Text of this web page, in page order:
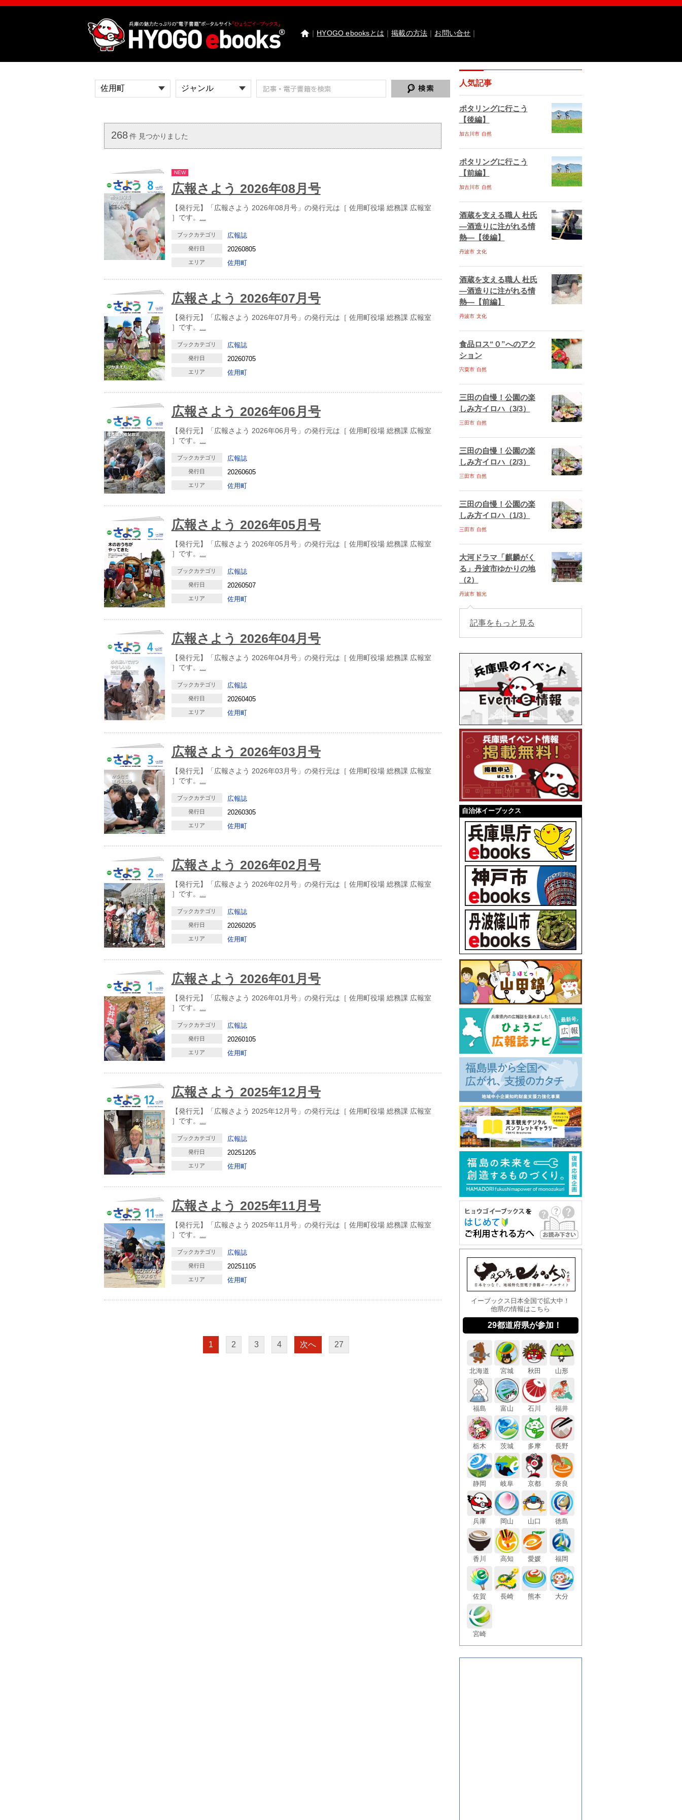
｜ HYOGO ebooksとは ｜掲載の方法 ｜ お問い合せ ｜
わたしたちのまち北播磨がもっと好きになる なるほどっ！山田錦
園田学園女子大学 園田学園女子大学短期大学部 国際交流センター
神戸市ebooks
神戸市垂水区ebooks丹波市ebooks
福崎町ebooks
市川町ebooks上郡町ebooks赤穂市ebooks多可町ebooks佐用町ebooks
西脇市ebooks
加東市ebooks川西市ebooks
宍粟市ebooks
朝来市ebooks
相生市ebooks稲美町ebooks
イベント情報イベント情報掲載のお申し込み
よくある質問サイトマップ
お問い合せ
掲載の方法
セキュリティポリシー
268 件 見つかりました
NEW
広報さよう 2026年08月号
【発行元】「広報さよう 2026年08月号」の発行元は［ 佐用町役場 総務課 広報室
］です。
ブックカテゴリ 広報誌
発行日 20260805
エリア 佐用町
広報さよう 2026年07月号
【発行元】「広報さよう 2026年07月号」の発行元は［ 佐用町役場 総務課 広報室
］です。
ブックカテゴリ 広報誌
発行日 20260705
エリア 佐用町
広報さよう 2026年06月号
【発行元】「広報さよう 2026年06月号」の発行元は［ 佐用町役場 総務課 広報室
］です。 ...
ブックカテゴリ 広報誌
発行日 20260605
エリア 佐用町
広報さよう 2026年05月号
【発行元】「広報さよう 2026年05月号」の発行元は［ 佐用町役場 総務課 広報室
］です。 ...
ブックカテゴリ 広報誌
発行日 20260507
エリア 佐用町
広報さよう 2026年04月号
【発行元】「広報さよう 2026年04月号」の発行元は［ 佐用町役場 総務課 広報室
］です。
ブックカテゴリ 広報誌
発行日 20260405
エリア 佐用町
広報さよう 2026年03月号
【発行元】「広報さよう 2026年03月号」の発行元は［ 佐用町役場 総務課 広報室
］です。
ブックカテゴリ 広報誌
発行日 20260305
エリア 佐用町
広報さよう 2026年02月号
【発行元】「広報さよう 2026年02月号」の発行元は［ 佐用町役場 総務課 広報室
］です。 ...
ブックカテゴリ 広報誌
発行日 20260205
エリア 佐用町
広報さよう 2026年01月号
【発行元】「広報さよう 2026年01月号」の発行元は［ 佐用町役場 総務課 広報室
］です。
ブックカテゴリ 広報誌
発行日 20260105
エリア 佐用町
広報さよう 2025年12月号
【発行元】「広報さよう 2025年12月号」の発行元は［ 佐用町役場 総務課 広報室
］です。 ...
ブックカテゴリ 広報誌
発行日 20251205
エリア 佐用町
広報さよう 2025年11月号
【発行元】「広報さよう 2025年11月号」の発行元は［ 佐用町役場 総務課 広報室
］です。
ブックカテゴリ 広報誌
発行日 20251105
エリア 佐用町
1 2 3 4 次へ 27
人気記事
ポタリングに行こう
【後編】
加古川市 自然
ポタリングに行こう
【前編】
加古川市 自然
酒蔵を支える職人 杜氏
―酒造りに注がれる情
熱―【後編】
丹波市 文化
酒蔵を支える職人 杜氏
―酒造りに注がれる情
熱―【前編】
丹波市 文化
食品ロス“０”へのアク
ション
宍粟市 自然
三田の自慢！公園の楽
しみ方イロハ（3/3）
三田市 自然
三田の自慢！公園の楽
しみ方イロハ（2/3）
三田市 自然
三田の自慢！公園の楽
しみ方イロハ（1/3）
三田市 自然
大河ドラマ「麒麟がく
る」丹波市ゆかりの地
（2）
丹波市 観光
記事をもっと見る
自治体イーブックス
イーブックス日本全国で拡大中！
他県の情報はこちら
29都道府県が参加！
北海道 宮城 秋田 山形
福島 富山 石川 福井
栃木 茨城 多摩 長野
静岡 岐阜 京都 奈良
兵庫 岡山 山口 徳島
香川 高知 愛媛 福岡
佐賀 長崎 熊本 大分
宮崎